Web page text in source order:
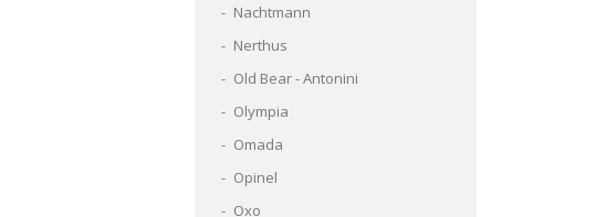
Nachtmann
Nerthus
Old Bear - Antonini
Olympia
Omada
Opinel
Oxo